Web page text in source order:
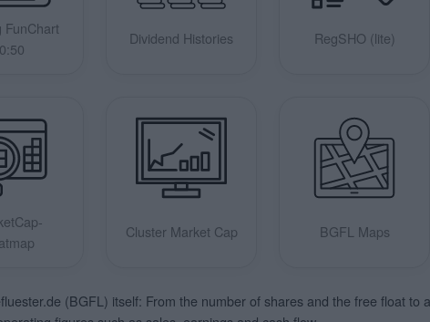
FunChart
Dividend Histories RegSHO (lite)
Cluster Market Cap BGFL Maps
(BGFL) itself: From the number of shares and the free float to